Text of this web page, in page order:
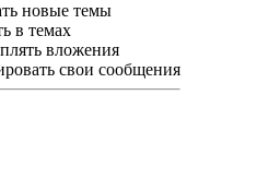
новые темы
в темах
вложения
свои сообщения